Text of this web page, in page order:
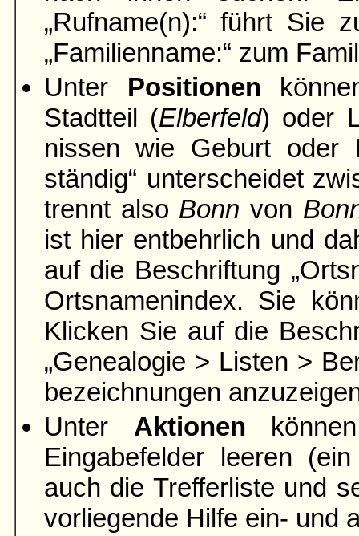
„Rufname(n):“ führt Sie
„Familien­name:“ zum
Unter Positionen
Stadtteil (Elber­feld) oder
nissen wie Geburt oder
ständig“ unter­scheidet
trennt also Bonn von
ist hier entbehrlich und
auf die Be­schriftung
Orts­namen­index. Sie
Klicken Sie auf die
„Genea­logie > Listen >
bezeich­nungen
Unter Aktionen
Eingabefelder leeren
auch die Trefferliste und
vorliegende Hilfe ein- und